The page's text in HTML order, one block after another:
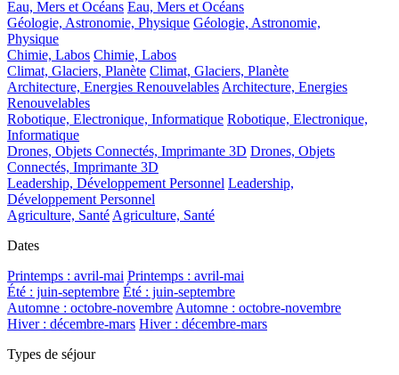
Eau, Mers et Océans Eau, Mers et Océans
Géologie, Astronomie, Physique Géologie, Astronomie,
Physique
Chimie, Labos Chimie, Labos
Climat, Glaciers, Planète Climat, Glaciers, Planète
Architecture, Energies Renouvelables Architecture, Energies
Renouvelables
Robotique, Electronique, Informatique Robotique, Electronique,
Informatique
Drones, Objets Connectés, Imprimante 3D Drones, Objets
Connectés, Imprimante 3D
Leadership, Développement Personnel Leadership,
Développement Personnel
Agriculture, Santé Agriculture, Santé
Dates
Printemps : avril-mai Printemps : avril-mai
Été : juin-septembre Été : juin-septembre
Automne : octobre-novembre Automne : octobre-novembre
Hiver : décembre-mars Hiver : décembre-mars
Types de séjour